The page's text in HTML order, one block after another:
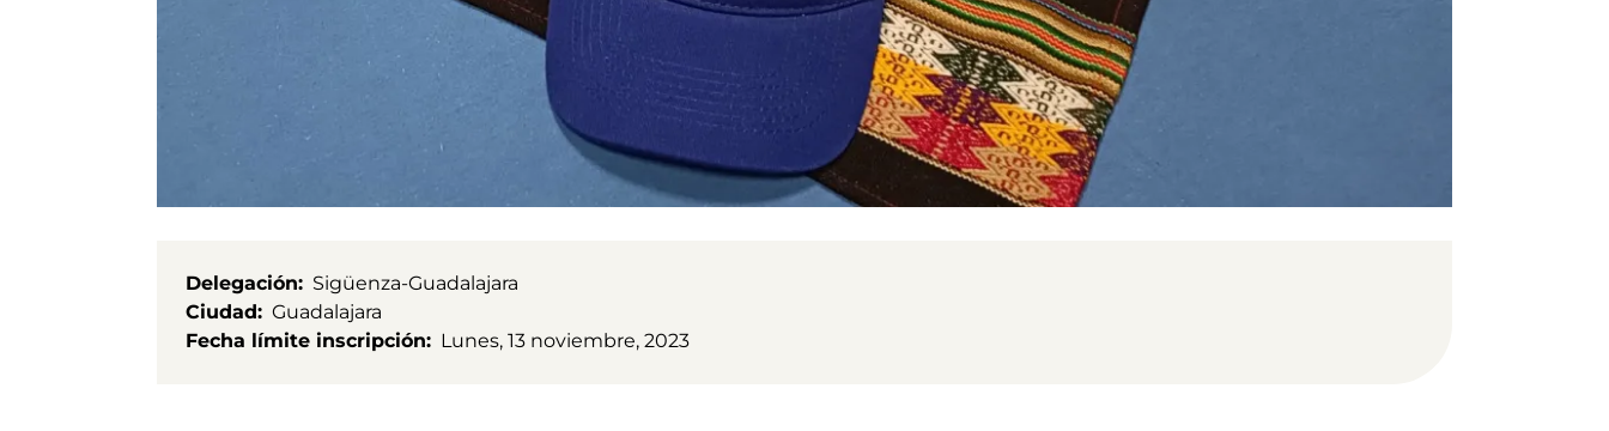
Delegación
Sigüenza-Guadalajara
Ciudad
Guadalajara
Fecha límite inscripción
Lunes, 13 noviembre, 2023